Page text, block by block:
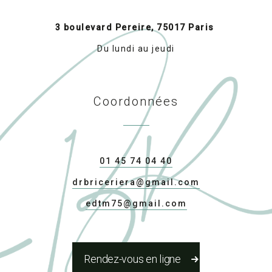
3 boulevard Pereire, 75017 Paris
Du lundi au jeudi
Coordonnées
01 45 74 04 40
drbriceriera@gmail.com
edtm75@gmail.com
Rendez-vous en ligne